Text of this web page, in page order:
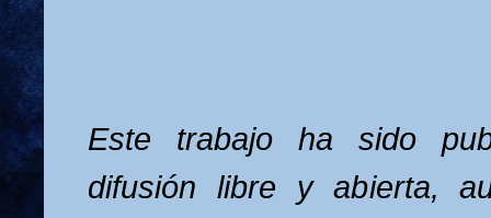
Este trabajo ha sido
difusión libre y abierta,